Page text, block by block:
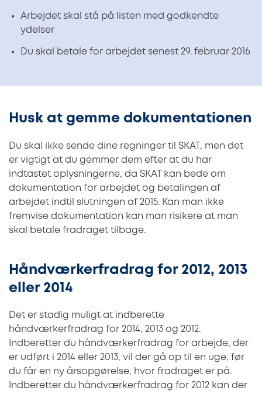
Arbejdet skal stå på listen med godkendte
ydelser
Du skal betale for arbejdet senest 29. februar 2016
Husk at gemme dokumentationen
Du skal ikke sende dine regninger til SKAT, men det
er vigtigt at du gemmer dem efter at du har
indtastet oplysningerne, da SKAT kan bede om
dokumentation for arbejdet og betalingen af
arbejdet indtil slutningen af 2015. Kan man ikke
fremvise dokumentation kan man risikere at man
skal betale fradraget tilbage.
Håndværkerfradrag for 2012, 2013
eller 2014
Det er stadig muligt at indberette
håndværkerfradrag for 2014, 2013 og 2012.
Indberetter du håndværkerfradrag for arbejde, der
er udført i 2014 eller 2013, vil der gå op til en uge, før
du får en ny årsopgørelse, hvor fradraget er på.
Indberetter du håndværkerfradrag for 2012 kan der